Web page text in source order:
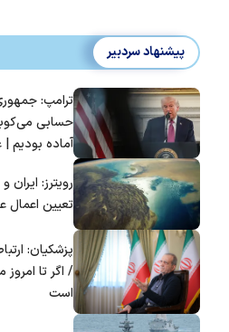
پیشنهاد سردبیر
ترامپ:
حسابی
آماده بودیم
رویترز:
تعیین اعمال
پزشکیان:
/ اگر تا امروز
است